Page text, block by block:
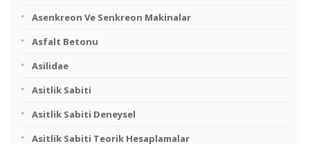
Asenkreon Ve Senkreon Makinalar
Asfalt Betonu
Asilidae
Asitlik Sabiti
Asitlik Sabiti Deneysel
Asitlik Sabiti Teorik Hesaplamalar